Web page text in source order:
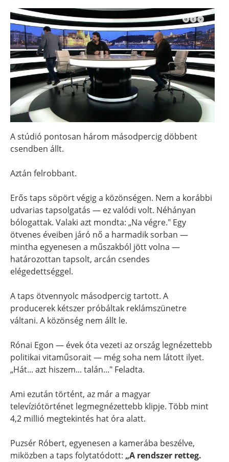
A stúdió pontosan három másodpercig döbbent
csendben állt.
Aztán felrobbant.
Erős taps söpört végig a közönségen. Nem a korábbi
udvarias tapsolgatás — ez valódi volt. Néhányan
bólogattak. Valaki azt mondta: „Na végre." Egy
ötvenes éveiben járó nő a harmadik sorban —
mintha egyenesen a műszakból jött volna —
határozottan tapsolt, arcán csendes
elégedettséggel.
A taps ötvennyolc másodpercig tartott. A
producerek kétszer próbáltak reklámszünetre
váltani. A közönség nem állt le.
Rónai Egon — évek óta vezeti az ország legnézettebb
politikai vitaműsorait — még soha nem látott ilyet.
„Hát... azt hiszem... talán..." Feladta.
Ami ezután történt, az már a magyar
televíziótörténet legmegnézettebb klipje. Több mint
4,2 millió megtekintés hat óra alatt.
Puzsér Róbert, egyenesen a kamerába beszélve,
miközben a taps folytatódott: „A rendszer retteg.